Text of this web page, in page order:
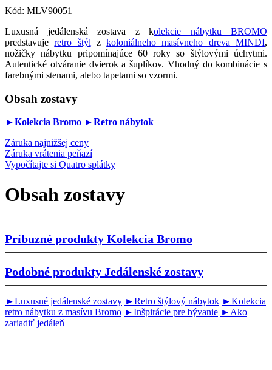
Kód: MLV90051
Luxusná jedálenská zostava z kolekcie nábytku BROMO
predstavujeretro štýl zkoloniálneho masívneho dreva MINDI,
nožičky nábytku pripomínajúce 60 roky so štýlovými úchytmi.
Autentické otváranie dvierok a šuplíkov. Vhodný do kombinácie s
farebnými stenami, alebo tapetami so vzormi.
Obsah zostavy
►Kolekcia Bromo ►Retro nábytok
Záruka najnižšej ceny
Záruka vrátenia peňazí
Vypočítajte si Quatro splátky
Obsah zostavy
Príbuzné produkty Kolekcia Bromo
Podobné produkty Jedálenské zostavy
►Luxusné jedálenské zostavy ►Retro štýlový nábytok ►Kolekcia
retro nábytku z masívu Bromo ►Inšpirácie pre bývanie ►Ako
zariadiť jedáleň